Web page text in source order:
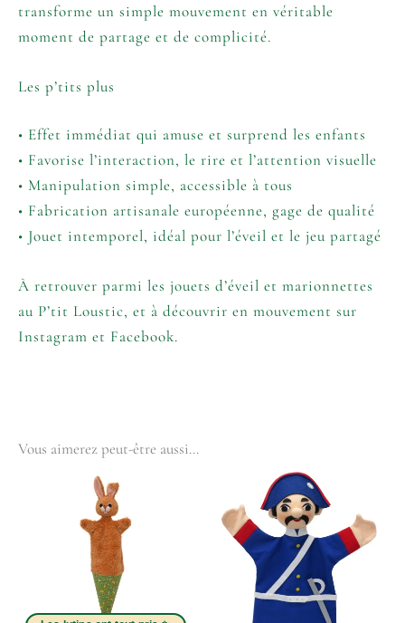
transforme un simple mouvement en véritable
moment de partage et de complicité.
Les p’tits plus
• Effet immédiat qui amuse et surprend les enfants
• Favorise l’interaction, le rire et l’attention visuelle
• Manipulation simple, accessible à tous
• Fabrication artisanale européenne, gage de qualité
• Jouet intemporel, idéal pour l’éveil et le jeu partagé
À retrouver parmi les jouets d’éveil et marionnettes
au P’tit Loustic, et à découvrir en mouvement sur
Instagram et Facebook.
Vous aimerez peut-être aussi…